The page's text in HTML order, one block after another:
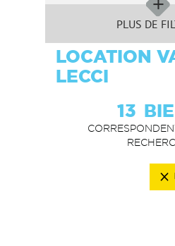
PLUS DE
LOCATION
LECCI
13